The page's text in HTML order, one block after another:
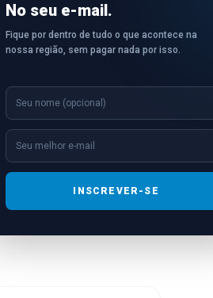
No seu e-mail.
Fique por dentro de tudo o que acontece na
nossa região, sem pagar nada por isso.
INSCREVER-SE